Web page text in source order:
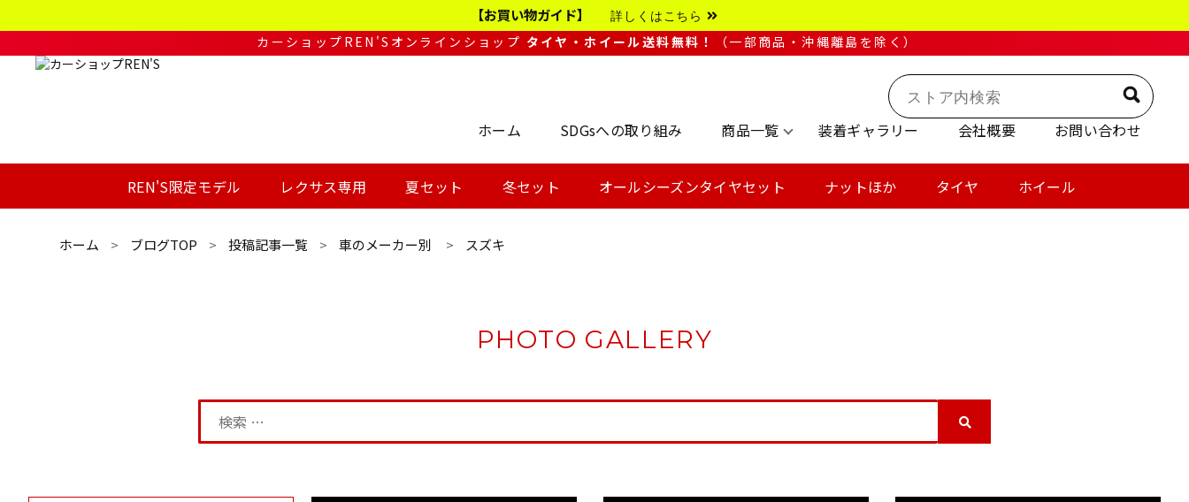
テ
ツ
【お買い物ガイド】 詳しくはこちら
カーショップREN'Sオンラインショップ タイヤ・ホイール送料無料！ （一部商品・沖縄離島を除く）
ホーム SDGsへの取り組み 商品一覧 装着ギャラリー 会社概要 お問い合わせ
REN'S限定モデル レクサス専用 夏セット 冬セット オールシーズンタイヤセット ナットほか タイヤ ホイール
ホーム ブログTOP 投稿記事一覧 車のメーカー別 スズキ
PHOTO GALLERY